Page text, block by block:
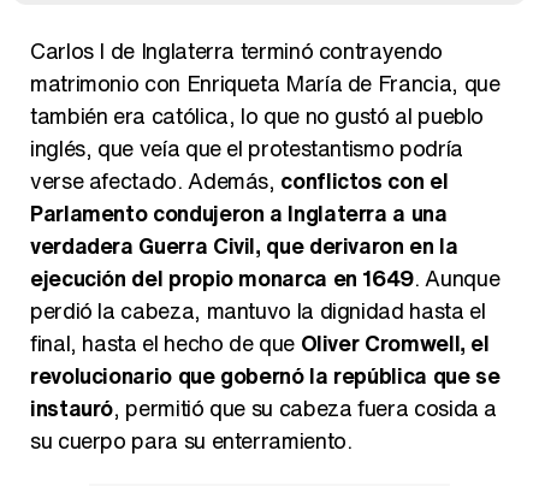
Carlos I de Inglaterra terminó contrayendo
matrimonio con Enriqueta María de Francia, que
también era católica, lo que no gustó al pueblo
inglés, que veía que el protestantismo podría
verse afectado. Además, conflictos con el
Parlamento condujeron a Inglaterra a una
verdadera Guerra Civil, que derivaron en la
ejecución del propio monarca en 1649. Aunque
perdió la cabeza, mantuvo la dignidad hasta el
final, hasta el hecho de que Oliver Cromwell, el
revolucionario que gobernó la república que se
instauró, permitió que su cabeza fuera cosida a
su cuerpo para su enterramiento.